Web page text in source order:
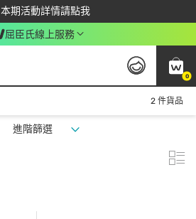
本期活動詳情請點我
下載app最高回饋$350
屈臣氏線上服務
0
2 件貨品
進階篩選